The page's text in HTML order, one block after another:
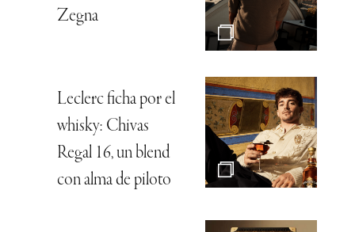
Zegna
Leclerc ficha por el
whisky: Chivas
Regal 16, un blend
con alma de piloto